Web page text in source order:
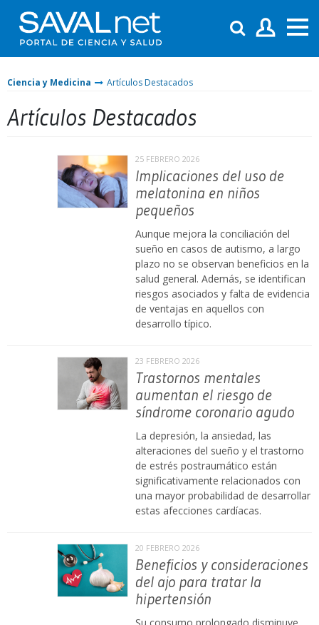
Ciencia y Medicina Artículos Destacados
Artículos Destacados
25 FEBRERO 2026
Implicaciones del uso de
melatonina en niños
pequeños
Aunque mejora la conciliación del
sueño en casos de autismo, a largo
plazo no se observan beneficios en la
salud general. Además, se identifican
riesgos asociados y falta de evidencia
de ventajas en aquellos con
desarrollo típico.
23 FEBRERO 2026
Trastornos mentales
aumentan el riesgo de
síndrome coronario agudo
La depresión, la ansiedad, las
alteraciones del sueño y el trastorno
de estrés postraumático están
significativamente relacionados con
una mayor probabilidad de desarrollar
estas afecciones cardíacas.
20 FEBRERO 2026
Beneficios y consideraciones
del ajo para tratar la
hipertensión